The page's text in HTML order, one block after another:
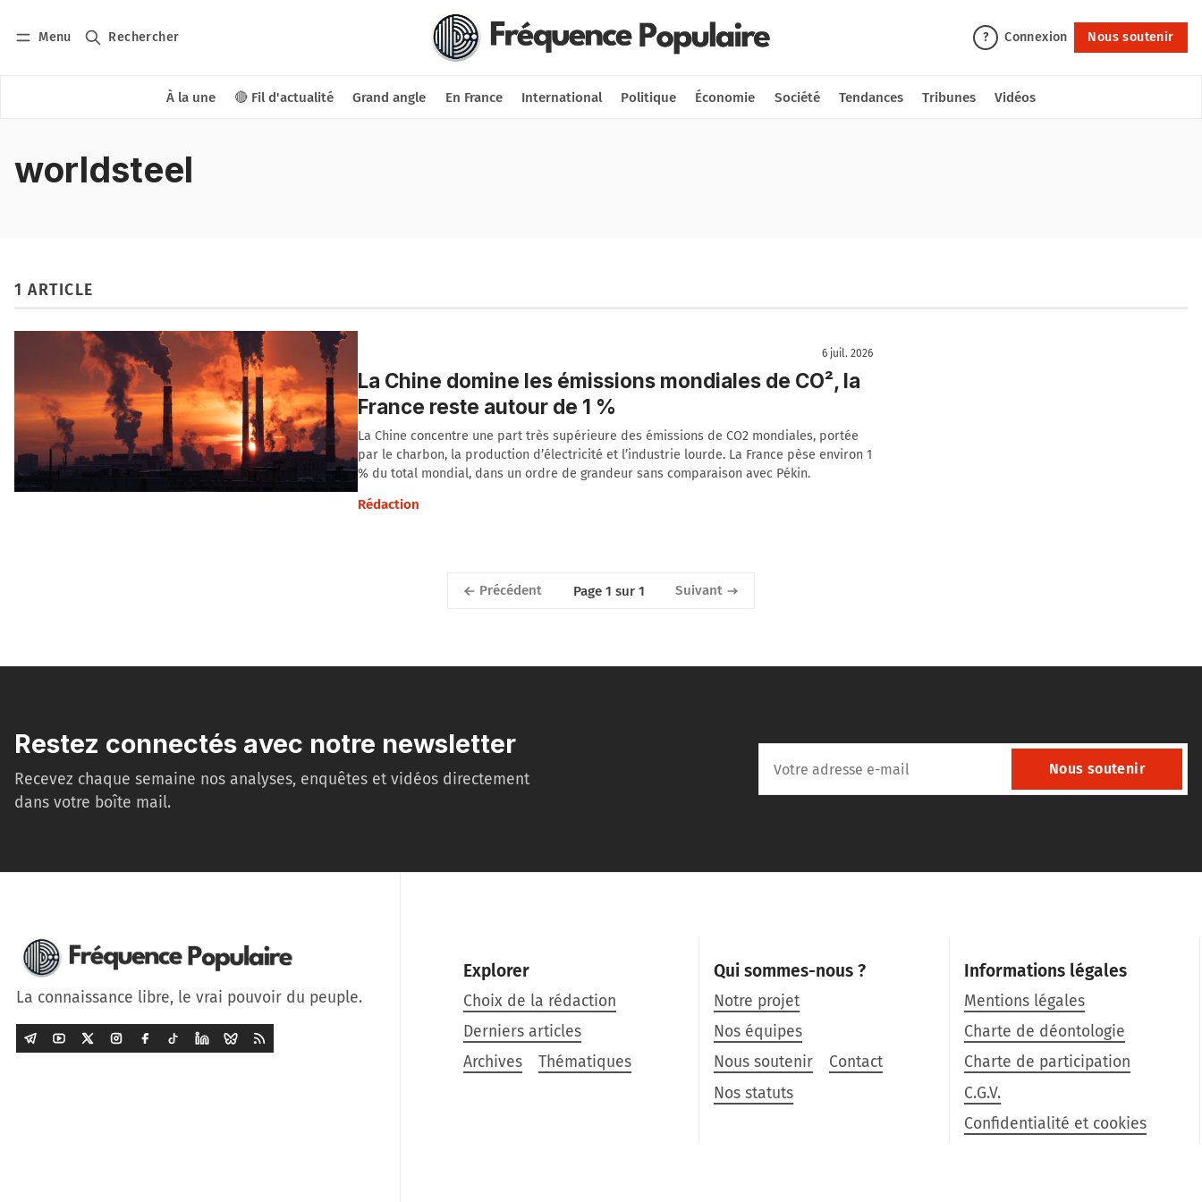
Menu Rechercher ? Connexion Nous soutenir
À la une 🔴 Fil d'actualité Grand angle En France International Politique Économie Société Tendances Tribunes Vidéos
Nous soutenir
worldsteel
1 ARTICLE
6 juil. 2026
La Chine domine les émissions mondiales de CO², la
France reste autour de 1 %
La Chine concentre une part très supérieure des émissions de CO2 mondiales, portée
par le charbon, la production d’électricité et l’industrie lourde. La France pèse environ 1
% du total mondial, dans un ordre de grandeur sans comparaison avec Pékin.
Rédaction
Précédent Page 1 sur 1 Suivant
Restez connectés avec notre newsletter
Recevez chaque semaine nos analyses, enquêtes et vidéos directement
dans votre boîte mail.
Nous soutenir
La connaissance libre, le vrai pouvoir du peuple.
Explorer
Choix de la rédaction
Derniers articles
Archives
Thématiques
Qui sommes-nous ?
Notre projet
Nos équipes
Nous soutenir
Contact
Nos statuts
Informations légales
Mentions légales
Charte de déontologie
Charte de participation
C.G.V.
Confidentialité et cookies